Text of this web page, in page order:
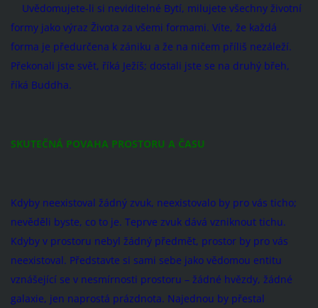
Uvědomujete-li si neviditelné Bytí, milujete všechny životní
formy jako výraz Života za všemi formami. Víte, že každá
forma je předurčena k zániku a že na ničem příliš nezáleží.
Překonali jste svět, říká Ježíš; dostali jste se na druhý břeh,
říká Buddha.
SKUTEČNÁ POVAHA PROSTORU A ČASU
Kdyby neexistoval žádný zvuk, neexistovalo by pro vás ticho;
nevěděli byste, co to je. Teprve zvuk dává vzniknout tichu.
Kdyby v prostoru nebyl žádný předmět, prostor by pro vás
neexistoval. Představte si sami sebe jako vědomou entitu
vznášející se v nesmírnosti prostoru – žádné hvězdy, žádné
galaxie, jen naprostá prázdnota. Najednou by přestal